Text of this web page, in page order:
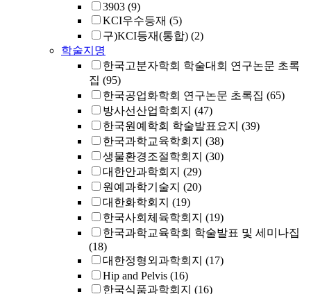
3903 (9)
KCI우수등재 (5)
구)KCI등재(통합) (2)
학술지명
한국고분자학회 학술대회 연구논문 초록
집 (95)
한국공업화학회 연구논문 초록집 (65)
방사선산업학회지 (47)
한국원예학회 학술발표요지 (39)
한국과학교육학회지 (38)
생물환경조절학회지 (30)
대한안과학회지 (29)
원예과학기술지 (20)
대한화학회지 (19)
한국사회체육학회지 (19)
한국과학교육학회 학술발표 및 세미나집
(18)
대한정형외과학회지 (17)
Hip and Pelvis (16)
한국식품과학회지 (16)